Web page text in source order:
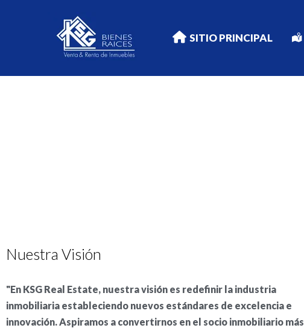
SITIO PRINCIPAL
Nuestra Visión
"En KSG Real Estate, nuestra visión es redefinir la industria
inmobiliaria estableciendo nuevos estándares de excelencia e
innovación. Aspiramos a convertirnos en el socio inmobiliario más